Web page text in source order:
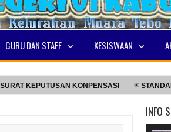
GURU DAN STAFF KESISWAAN
KONPENSASI STANDAR
INFO